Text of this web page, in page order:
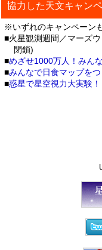
協力した天文キャン
※いずれのキャンペーン
■火星観測週間／マーズ
閉鎖)
■めざせ1000万人！みん
■みんなで日食マップを
■惑星で星空視力大実験